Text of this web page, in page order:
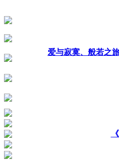
爱与寂寞、般若之